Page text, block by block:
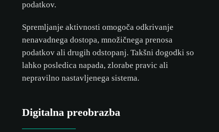
podatkov.
Spremljanje aktivnosti omogoča odkrivanje
nenavadnega dostopa, množičnega prenosa
podatkov ali drugih odstopanj. Takšni dogodki so
lahko posledica napada, zlorabe pravic ali
nepravilno nastavljenega sistema.
Digitalna preobrazba